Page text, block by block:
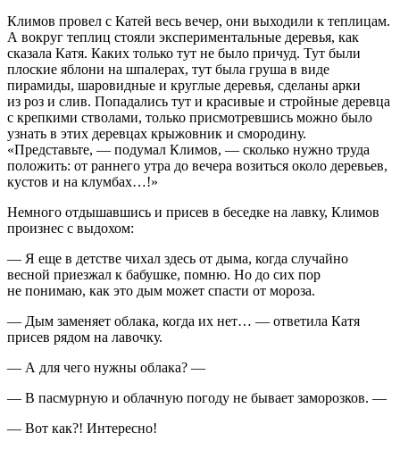
Климов провел с Катей весь вечер, они выходили к теплицам.
А вокруг теплиц стояли экспериментальные деревья, как
сказала Катя. Каких только тут не было причуд. Тут были
плоские яблони на шпалерах, тут была груша в виде
пирамиды, шаровидные и круглые деревья, сделаны арки
из роз и слив. Попадались тут и красивые и стройные деревца
с крепкими стволами, только присмотревшись можно было
узнать в этих деревцах крыжовник и смородину.
«Представьте, — подумал Климов, — сколько нужно труда
положить: от раннего утра до вечера возиться около деревьев,
кустов и на клумбах…!»
Немного отдышавшись и присев в беседке на лавку, Климов
произнес с выдохом:
— Я еще в детстве чихал здесь от дыма, когда случайно
весной приезжал к бабушке, помню. Но до сих пор
не понимаю, как это дым может спасти от мороза.
— Дым заменяет облака, когда их нет… — ответила Катя
присев рядом на лавочку.
— А для чего нужны облака? —
— В пасмурную и облачную погоду не бывает заморозков. —
— Вот как?! Интересно!